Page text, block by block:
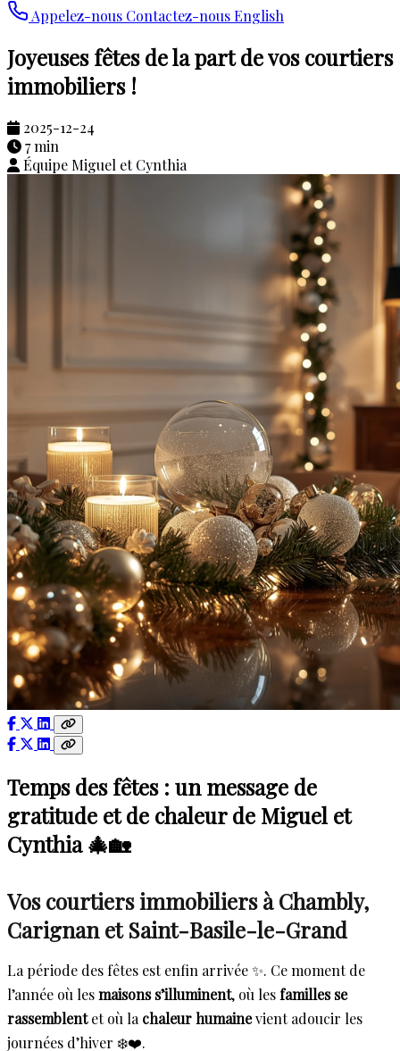
Appelez-nous Contactez-nousEnglish
Joyeuses fêtes de la part de vos courtiers
immobiliers !
2025-12-24
7 min
Équipe Miguel et Cynthia
Temps des fêtes : un message de
gratitude et de chaleur de Miguel et
Cynthia 🎄🏡
Vos courtiers immobiliers à Chambly,
Carignan et Saint-Basile-le-Grand
La période des fêtes est enfin arrivée ✨. Ce moment de
l’année où lesmaisons s’illuminent, où lesfamilles se
rassemblentet où la chaleur humainevient adoucir les
journées d’hiver ❄️❤️.